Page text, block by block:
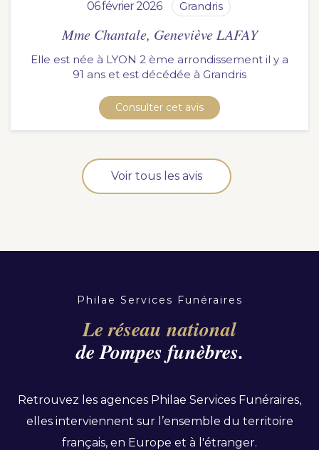
06 février 2026 grandris
Mme Chantale, Geneviève LAFAY
Elle est née à LYON 2 ème arrondissement il y a
91 ans et est décédée à
grandris
Consulter cet avis
Voir tous les avis
Philae Services Funéraires
Le réseau national
de Pompes funèbres.
Retrouvez les agences Philae Services Funéraires,
elles interviennent sur l’ensemble du territoire
français, en Europe et à l'étranger.